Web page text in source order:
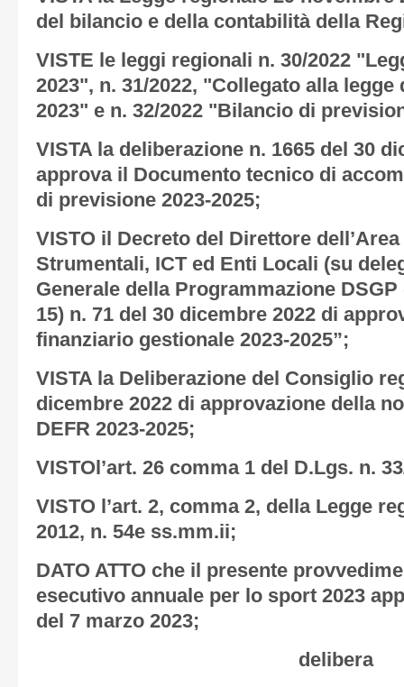
del bilancio e della contabilità della
VISTE le leggi regionali n. 30/2022
2023", n. 31/2022, "Collegato alla
2023" e n. 32/2022 "Bilancio di
VISTA la deliberazione n. 1665 del 30
approva il Documento tecnico di
di previsione 2023-2025;
VISTO il Decreto del Direttore
Strumentali, ICT ed Enti Locali (su
Generale della Programmazione
15) n. 71 del 30 dicembre 2022 di
finanziario gestionale 2023-2025”;
VISTA la Deliberazione del Consiglio
dicembre 2022 di approvazione della
DEFR 2023-2025;
VISTOl’art. 26 comma 1 del D.Lgs. n.
VISTO l’art. 2, comma 2, della Legge
2012, n. 54e ss.mm.ii;
DATO ATTO che il presente
esecutivo annuale per lo sport 2023
del 7 marzo 2023;
delibera